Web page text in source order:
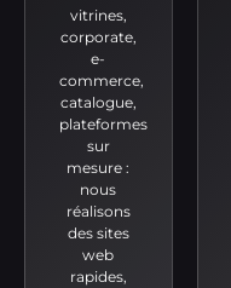
vitrines,
corporate,
e-
commerce,
catalogue,
plateformes
sur
mesure :
nous
réalisons
des sites
web
rapides,